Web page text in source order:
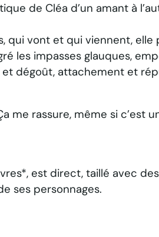
de Cléa d’un amant à
vont et qui viennent, elle
les impasses glauques,
dégoût, attachement et
me rassure, même si c’est
est direct, taillé avec
ses personnages.